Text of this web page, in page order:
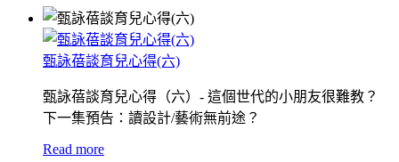
甄詠蓓談育兒心得(六)
甄詠蓓談育兒心得（六）- 這個世代的小朋友很難教？
下一集預告：讀設計/藝術無前途？
Read more